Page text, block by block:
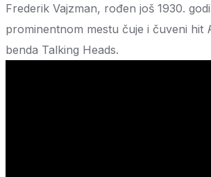
Frederik Vajzman, rođen još 1930.
prominentnom mestu čuje i čuveni hit
benda Talking Heads.